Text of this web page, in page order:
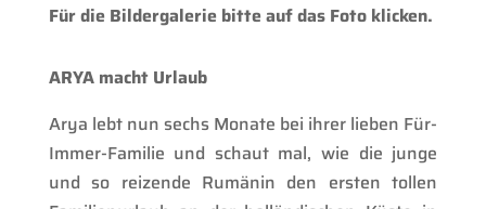
Für die Bildergalerie bitte auf das Foto klicken.
ARYA macht Urlaub
Arya lebt nun sechs Monate bei ihrer lieben Für-
Immer-Familie und schaut mal, wie die junge
und so reizende Rumänin den ersten tollen